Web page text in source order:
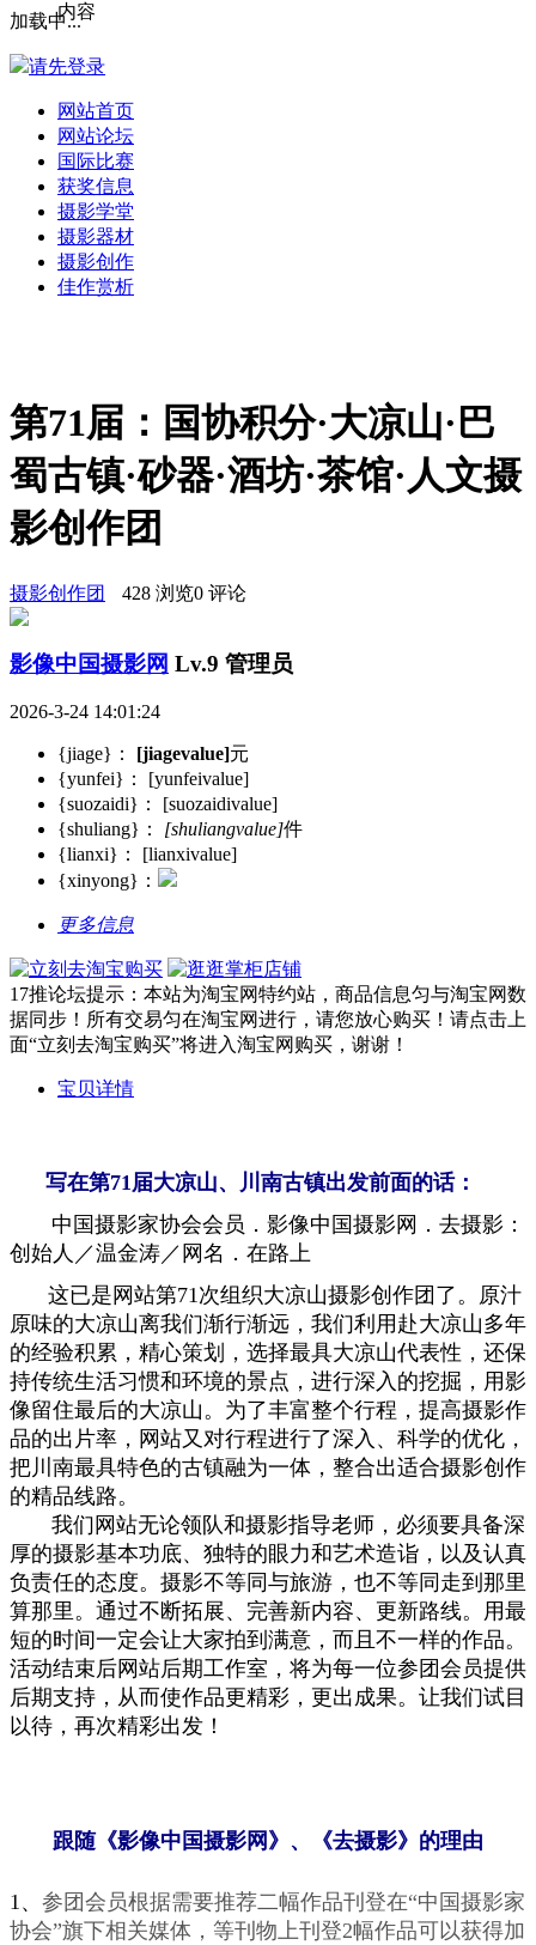
加载中...
请先登录
网站首页
网站论坛
国际比赛
获奖信息
摄影学堂
摄影器材
摄影创作
佳作赏析
内容
第71届：国协积分·大凉山·巴
蜀古镇·砂器·酒坊·茶馆·人文摄
影创作团
摄影创作团 428 浏览0 评论
影像中国摄影网 Lv.9 管理员
2026-3-24 14:01:24
{jiage}： [jiagevalue]元
{yunfei}：
[yunfeivalue]
{suozaidi}：
[suozaidivalue]
{shuliang}：
[shuliangvalue]件
{lianxi}：
[lianxivalue]
{xinyong}：
更多信息
17推论坛提示：本站为淘宝网特约站，商品信息匀与淘宝网数
据同步！所有交易匀在淘宝网进行，请您放心购买！请点击上
面“立刻去淘宝购买”将进入淘宝网购买，谢谢！
宝贝详情
写在第71届大凉山、川南古镇出发前面的话：
中国摄影家协会会员．影像中国摄影网．去摄影：
创始人／温金涛／网名．在路上
这已是网站第71次组织大凉山摄影创作团了。 原汁
原味的大凉山离我们渐行渐远，我们利 用赴大凉山多年
的经验积累，精心策划， 选择最具大凉山代表性，还保
持传统生活习惯和环境的景点，进行深入的挖掘， 用影
像留住最后的大凉山。为了丰富整个行程，提高摄影作
品的出片率，网站又对行程进行了深入、科学的优化，
把川南最具特色的古镇融为一体，整合出适合摄影创作
的精品线路。
我们网站无论领队和摄影指导老师，必须要具备深
厚的摄影基本功底、独特的眼力和艺术造诣，以及认真
负责任的态度。 摄影不等同与旅游，也不等同走到那里
算那里。通过不断拓展、完善新内容、更新路线。用最
短的时间一定会让大家拍到满意，而且不一样的作品。
活动结束后网站后期工作室，将为每一位参团会员提供
后期支持，从而使作品更精彩，更出成果。让我们试目
以待，再次精彩出发 ！
跟随《影像中国摄影网》、《去摄影》的理由
1、 参团会员根据需要推荐二幅作品刊登在“中国摄影家
协会”旗下相关媒体，等刊物上刊登2幅作品可以获得加